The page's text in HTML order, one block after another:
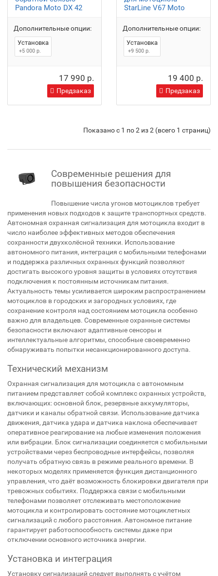
Pandora Moto DX 42
Дополнительные опции:
Установка
+5 000 р.
17 990 р.
Предзаказ
StarLine V67 Moto
Дополнительные опции:
Установка
+9 500 р.
19 400 р.
Предзаказ
Показано с 1 по 2 из 2 (всего 1 страниц)
Современные решения для
повышения безопасности
Повышение числа угонов мотоциклов требует
применения новых подходов к защите транспортных средств.
Автономная охранная сигнализация для мотоцикла входит в
число наиболее эффективных методов обеспечения
сохранности двухколёсной техники. Использование
автономного питания, интеграция с мобильными телефонами
и поддержка различных охранных функций позволяют
достигать высокого уровня защиты в условиях отсутствия
подключения к постоянным источникам питания.
Актуальность темы усиливается широким распространением
мотоциклов в городских и загородных условиях, где
сохранение контроля над состоянием мотоцикла особенно
важно для владельцев. Современные охранные системы
безопасности включают адаптивные сенсоры и
интеллектуальные алгоритмы, способные своевременно
обнаруживать попытки несанкционированного доступа.
Технический механизм
Охранная сигнализация для мотоцикла с автономным
питанием представляет собой комплекс охранных устройств,
включающих: основной блок, резервные аккумуляторы,
датчики и каналы обратной связи. Использование датчика
движения, датчика удара и датчика наклона обеспечивает
оперативное реагирование на любые изменения положения
или вибрации. Блок сигнализации соединяется с мобильными
устройствами через беспроводные интерфейсы, позволяя
получать обратную связь в режиме реального времени. В
некоторых моделях применяется функция дистанционного
управления, что даёт возможность блокировки двигателя при
тревожных событиях. Поддержка связи с мобильными
телефонами позволяет отслеживать местоположение
мотоцикла и контролировать состояние мотоциклетных
сигнализаций с любого расстояния. Автономное питание
гарантирует работоспособность системы даже при
отключении основного источника энергии.
Установка и интеграция
Установку сигнализаций следует выполнять с учётом